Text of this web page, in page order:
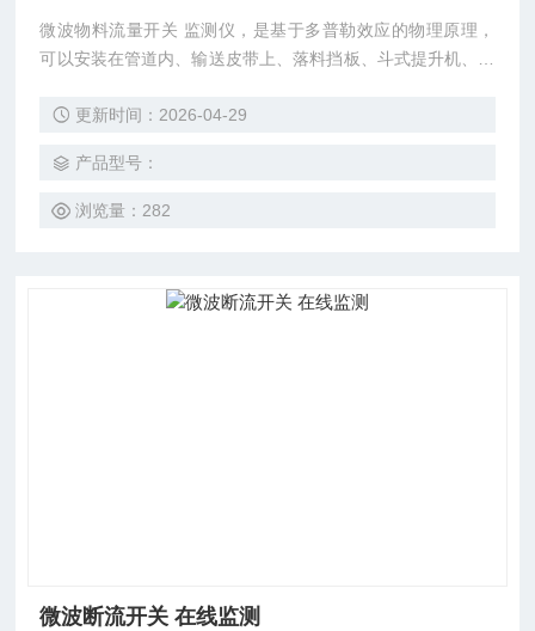
微波物料流量开关 监测仪，是基于多普勒效应的物理原理，
可以安装在管道内、输送皮带上、落料挡板、斗式提升机、溜
流的探测。该设备可以提前发现粉料、碎屑、小球状、颗粒状
的各种严重问题，物料损失或系统的其他技术问题。
更新时间：2026-04-29
产品型号：
浏览量：282
微波断流开关 在线监测